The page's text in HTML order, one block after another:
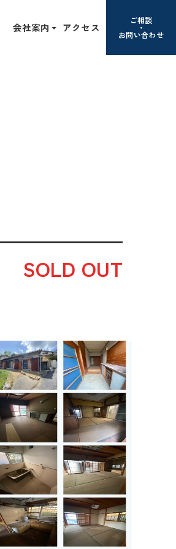
会社案内 アクセス
ご相談
お問い合わせ
SOLD OUT